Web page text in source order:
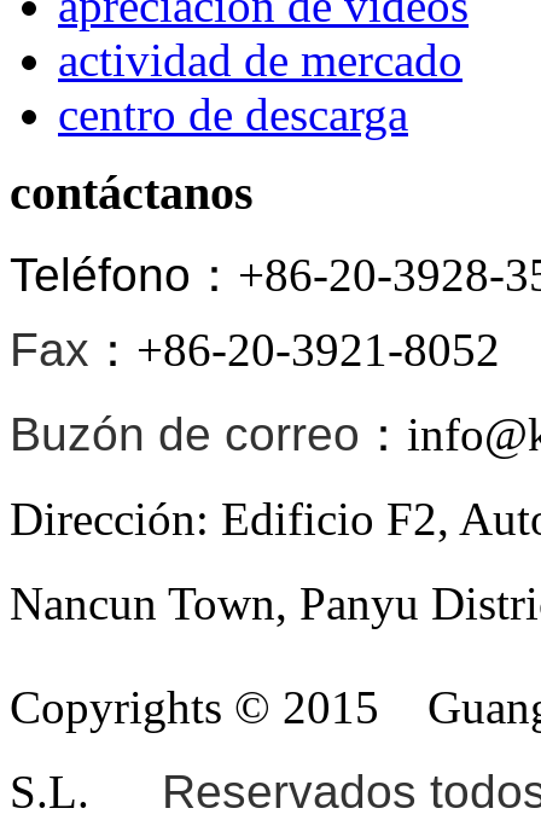
actividad de mercado
centro de descarga
contáctanos
Teléfono ：+86-20-3928-
Fax ：+86-20-3921-8052
Buzón de correo ：
Dirección: Edificio F2,
Nancun Town, Panyu
Copyrights © 2015
S.L.
Reservados